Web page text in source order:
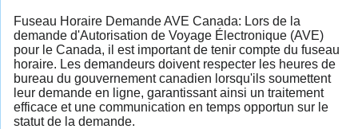
Fuseau Horaire Demande AVE Canada: Lors de la
demande d'Autorisation de Voyage Électronique (AVE)
pour le Canada, il est important de tenir compte du fuseau
horaire. Les demandeurs doivent respecter les heures de
bureau du gouvernement canadien lorsqu'ils soumettent
leur demande en ligne, garantissant ainsi un traitement
efficace et une communication en temps opportun sur le
statut de la demande.